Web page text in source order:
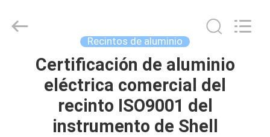
HOGAR
PRODUCTOS
INDUSTRY.
Recintos de aluminio
Certificación de aluminio
eléctrica comercial del
recinto ISO9001 del
instrumento de Shell